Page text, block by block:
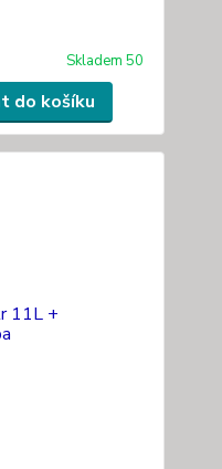
Skladem 50
do košíku